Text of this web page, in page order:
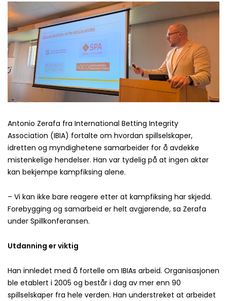
Antonio Zerafa fra International Betting Integrity
Association (IBIA) fortalte om hvordan spillselskaper,
idretten og myndighetene samarbeider for å avdekke
mistenkelige hendelser. Han var tydelig på at ingen aktør
kan bekjempe kampfiksing alene.
– Vi kan ikke bare reagere etter at kampfiksing har skjedd.
Forebygging og samarbeid er helt avgjørende, sa Zerafa
under Spillkonferansen.
Utdanning er viktig
Han innledet med å fortelle om IBIAs arbeid. Organisasjonen
ble etablert i 2005 og består i dag av mer enn 90
spillselskaper fra hele verden. Han understreket at arbeidet